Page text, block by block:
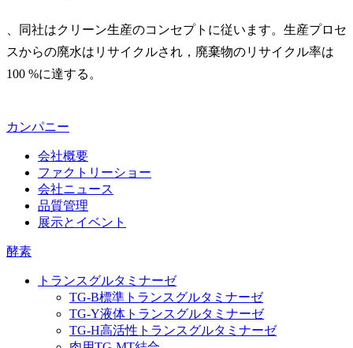
、同社はクリーン生産のコンセプトに従います。生産プロセ
スからの廃水はリサイクルされ，廃棄物のリサイクル率は
100 %に達する。
カンパニー
会社概要
ファクトリーショー
会社ニュース
品質管理
展示とイベント
酵素
トランスグルタミナーゼ
TG‐B標準トランスグルタミナーゼ
TG‐Y液体トランスグルタミナーゼ
TG‐H高活性トランスグルタミナーゼ